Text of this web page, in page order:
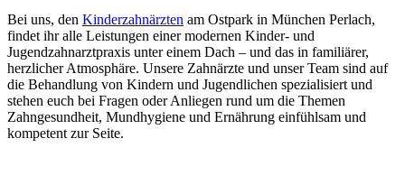
Bei uns, den Kinderzahnärzten am Ostpark in München Perlach,
findet ihr alle Leistungen einer modernen Kinder- und
Jugendzahnarztpraxis unter einem Dach – und das in familiärer,
herzlicher Atmosphäre. Unsere Zahnärzte und unser Team sind auf
die Behandlung von Kindern und Jugendlichen spezialisiert und
stehen euch bei Fragen oder Anliegen rund um die Themen
Zahngesundheit, Mundhygiene und Ernährung einfühlsam und
kompetent zur Seite.